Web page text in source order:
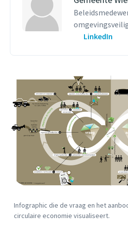
LinkedIn
Infographic die de vraag en het
circulaire economie visualiseert.